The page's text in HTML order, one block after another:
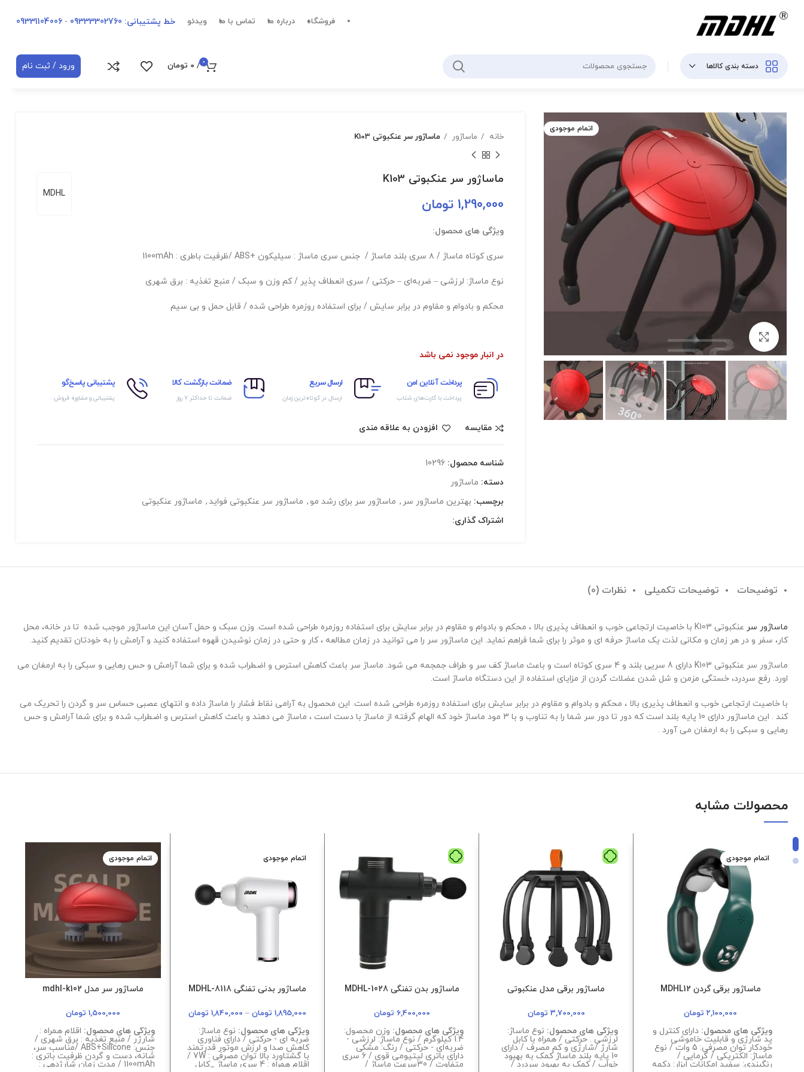
فروشگاه درباره ما تماس با ما ویدئو خط پشتیبانی: 09333302760 -
09331104006
دسته بندی کالاها 0
/
0 تومان ورود / ثبت نام
اتمام موجودی
بزرگنمایی تصویر
خانه ماساژور ماساژور سر عنکبوتی K103
MDHL
ماساژور سر عنکبوتی K103
1,290,000 تومان
ویژگی های محصول:
سری کوتاه ماساژ / ۸ سری بلند ماساژ / جنس سری ماساژ : سیلیکون +ABS /ظرفیت باطری : 1100mAh
نوع ماساژ: لرزشی – ضربه‌ای – حرکتی / سری انعطاف پذیر / کم وزن و سبک / منبع تغذیه : برق شهری
محکم و بادوام و مقاوم در برابر سایش / برای استفاده روزمره طراحی شده / قابل حمل و بی سیم
در انبار موجود نمی باشد
پرداخت آنلاین امن
پرداخت با کارت‌های شتاب
ارسال سریع
ارسال در کوتاه‌ترین زمان
ضمانت بازگشت کالا
ضمانت تا حداکثر ۷ روز
پشتیبانی پاسخ‌گو
پشتیبانی و مشاوره فروش
مقایسه افزودن به علاقه مندی
شناسه محصول: 10296
دسته: ماساژور
برچسب: بهترین ماساژور سر , ماساژور سر برای رشد مو , ماساژور سر عنکبوتی فواید, ماساژور عنکبوتی
اشتراک گذاری:
توضیحات توضیحات تکمیلی نظرات (0)
ماساژور سر
عنکبوتی K103 با خاصیت ارتجاعی خوب و انعطاف پذیری بالا ، محکم و بادوام و مقاوم در برابر سایش برای استفاده روزمره طراحی شده است. وزن سبک و حمل آسان این ماساژور موجب شده تا در خانه، محل
کار، سفر و در هر زمان و مکانی لذت یک ماساژ حرفه ای و موثر را برای شما فراهم نماید. این ماساژور سر را می توانید در زمان مطالعه ، کار و حتی در زمان نوشیدن قهوه استفاده کنید و آرامش را به خودتان تقدیم کنید.
ماساژور سر عنکبوتی K103 دارای 8 سریی بلند و 4 سری کوتاه است و باعث ماساژ کف سر و طراف جمجمه می شود. ماساژ سر باعث کاهش استرس و اضطراب شده و برای شما آرامش و حس رهایی و سبکی را به ارمغان می
اورد. رفع سردرد، خستگی مزمن و شل شدن عضلات گردن از مزایای استفاده از این دستگاه ماساژ است.
با خاصیت ارتجاعی خوب و انعطاف پذیری بالا ، محکم و بادوام و مقاوم در برابر سایش برای استفاده روزمره طراحی شده است. این محصول به آرامی نقاط فشار را ماساژ داده و انتهای عصبی حساس سر و گردن را تحریک می
کند . این ماساژور دارای 10 پایه بلند است که دور تا دور سر شما را به تناوب و با 3 مود ماساژ خود که الهام گرفته از ماساژ با دست است ، ماساژ می دهند و باعث کاهش استرس و اضطراب شده و برای شما آرامش و حس
رهایی و سبکی را به ارمغان می آورد .
محصولات مشابه
اتمام موجودی
ماساژور برقی گردن MDHL12
2,100,000 تومان
ویژگی های محصول: دارای کنترل و
پد شارژی و قابلیت خاموشی
خودکار توان مصرفی: 5 وات / نوع
ماساژ: الکتریکی / گرمایی /
رنگبندی: سفید امکانات ابزار: دکمه
ماساژور برقی مدل عنکبوتی
3,700,000 تومان
ویژگی های محصول: نوع ماساژ:
لرزشی . حرکتی / همراه با کابل
شارژ /شارژی و کم مصرف / دارای
10 پایه بلند ماساژ کمک به بهبود
خواب / کمک به بهبود سردرد /
ماساژور بدن تفنگی 1028-MDHL
6,400,000 تومان
ویژگی های محصول: وزن محصول:
1.4 کیلوگرم / نوع ماساژ: لرزشی -
ضربه‌ای - حرکتی / رنگ: مشکی
دارای باتری لیتیومی قوی / 6 سری
متفاوت / 30سرعت ماساژ /
اتمام موجودی
ماساژور بدنی تفنگی MDHL-8118
1,895,000 تومان –
1,840,000 تومان
ویژگی های محصول: نوع ماساژ:
ضربه ای - حرکتی / دارای فناوری
کاهش صدا و لرزش موتور قدرتمند
با گشتاورد بالا توان مصرفی : 7W /
اقلام همراه : 4 سری ماساژ _کابل
اتمام موجودی
ماساژور سر مدل mdhl-k102
1,500,000 تومان
ویژگی های محصول: اقلام همراه :
شارژر / منبع تغذیه : برق شهری /
جنس: ABS+Silicone /مناسب سر،
شانه، دست و گردن ظرفیت باتری :
1100mAh / مدت زمان شارژدهی :